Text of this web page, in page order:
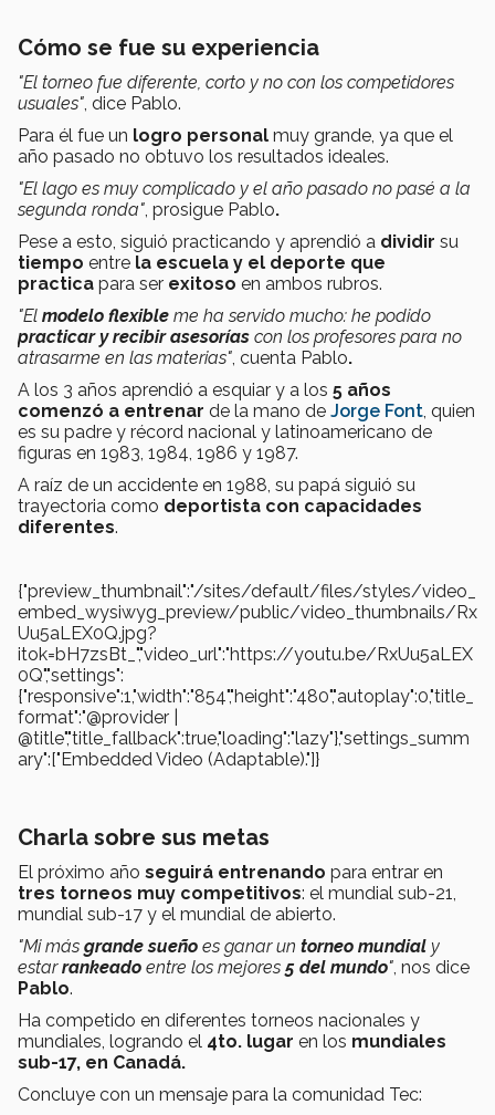
Cómo se fue su experiencia
"El torneo fue diferente, corto y no con los competidores
usuales" , dice Pablo.
Para él fue un logro personal muy grande, ya que el
año pasado no obtuvo los resultados ideales.
"El lago es muy complicado y el año pasado no pasé a la
segunda ronda" , prosigue Pablo.
Pese a esto, siguió practicando y aprendió a dividir su
tiempo entre la escuela y el deporte que
practica para ser exitoso en ambos rubros.
"El modelo flexible me ha servido mucho: he podido
practicar y recibir asesorías con los profesores para no
atrasarme en las materias" , cuenta Pablo.
A los 3 años aprendió a esquiar y a los 5 años
comenzó a entrenar de la mano de Jorge Font , quien
es su padre y récord nacional y latinoamericano de
figuras en 1983, 1984, 1986 y 1987.
A raíz de un accidente en 1988, su papá siguió su
trayectoria como deportista con capacidades
diferentes.
{"preview_thumbnail":"/sites/default/files/styles/video_
embed_wysiwyg_preview/public/video_thumbnails/Rx
Uu5aLEX0Q.jpg?
itok=bH7zsBt_","video_url":"https://youtu.be/RxUu5aLEX
0Q","settings":
{"responsive":1,"width":"854","height":"480","autoplay":0,"title_
format":"@provider |
@title","title_fallback":true,"loading":"lazy"},"settings_summ
ary":["Embedded Video (Adaptable)."]}
Charla sobre sus metas
El próximo año seguirá entrenando para entrar en
tres torneos muy competitivos: el mundial sub-21,
mundial sub-17 y el mundial de abierto.
"Mi más grande sueño es ganar un torneo mundial y
estarrankeado entre los mejores 5 del mundo" , nos dice
Pablo.
Ha competido en diferentes torneos nacionales y
mundiales, logrando el 4to. lugar en los mundiales
sub-17, en Canadá.
Concluye con un mensaje para la comunidad Tec: